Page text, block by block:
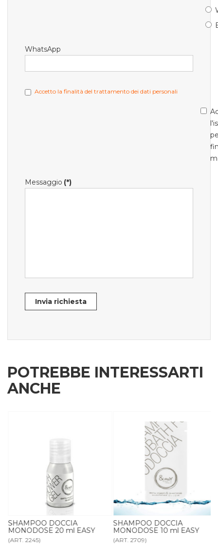
WhatsApp
Accetto la finalità del trattamento dei dati personali
Messaggio (*)
Invia richiesta
POTREBBE INTERESSARTI
ANCHE
SHAMPOO DOCCIA
MONODOSE 20 ml EASY
(ART. 2245)
SHAMPOO DOCCIA
MONODOSE 10 ml EASY
(ART. 2709)